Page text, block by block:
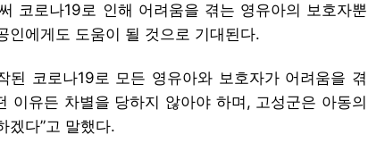
코로나19로 인해 어려움을 겪는 영유아의 보호자뿐
인에게도 도움이 될 것으로 기대된다.
된 코로나19로 모든 영유아와 보호자가 어려움을 겪
이유든 차별을 당하지 않아야 하며, 고성군은 아동의
겠다”고 말했다.